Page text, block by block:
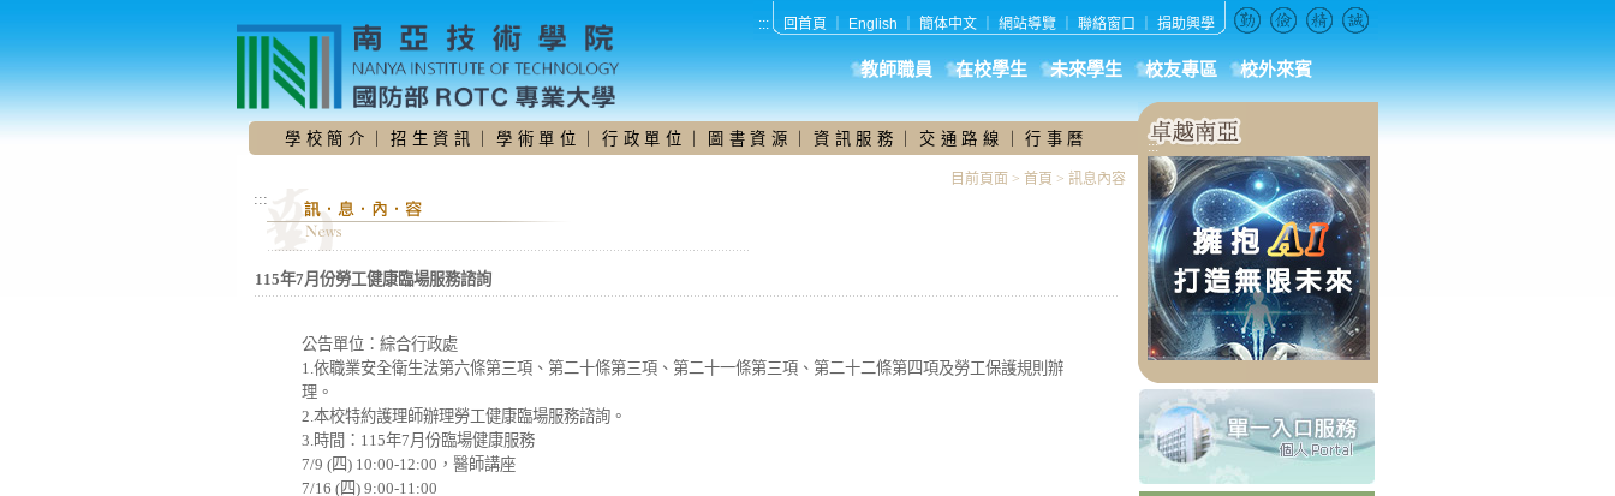
要
內
::: 回首頁 English 簡体中文 網站導覽 聯絡窗口 捐助興學
教師職員 在校學生 未來學生 校友專區 校外來賓
學 校 簡 介 招 生 資 訊 學 術 單 位 ｜行 政 單 位 圖 書 資 源 ｜資 訊 服 務 交 通 路 線 ｜行 事 曆
目前頁面 > 首頁 > 訊息內容
:::
115年7月份勞工健康臨場服務諮詢
公告單位：綜合行政處
1.依職業安全衛生法第六條第三項、第二十條第三項、第二十一條第三項、第二十二條第四項及勞工保護規則辦
理。
2.本校特約護理師辦理勞工健康臨場服務諮詢。
3.時間：115年7月份臨場健康服務
7/9 (四) 10:00-12:00，醫師講座
7/16 (四) 9:00-11:00
:::